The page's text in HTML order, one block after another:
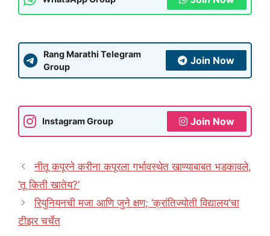
Rang Marathi Telegram
Group
Join Now
Instagram Group Join Now
नीतू कपूरने करीना कपूरला गर्भावस्थेत खाण्याबाबत भडकावले,
‘तू किती खातेय?’
रियुनियनची मजा आणि जुने क्षण; ‘क्रांतिज्योती विद्यालय’चा
टीझर चर्चेत